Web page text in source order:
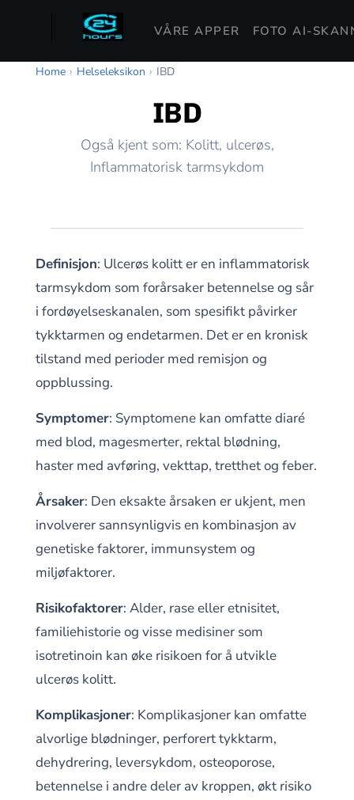
VÅRE APPER FOTO AI-
Home › Helseleksikon › IBD
IBD
Også kjent som: Kolitt, ulcerøs,
Inflammatorisk tarmsykdom
Definisjon: Ulcerøs kolitt er en inflammatorisk
tarmsykdom som forårsaker betennelse og sår
i fordøyelseskanalen, som spesifikt påvirker
tykktarmen og endetarmen. Det er en kronisk
tilstand med perioder med remisjon og
oppblussing.
Symptomer: Symptomene kan omfatte diaré
med blod, magesmerter, rektal blødning,
haster med avføring, vekttap, tretthet og feber.
Årsaker: Den eksakte årsaken er ukjent, men
involverer sannsynligvis en kombinasjon av
genetiske faktorer, immunsystem og
miljøfaktorer.
Risikofaktorer: Alder, rase eller etnisitet,
familiehistorie og visse medisiner som
isotretinoin kan øke risikoen for å utvikle
ulcerøs kolitt.
Komplikasjoner: Komplikasjoner kan omfatte
alvorlige blødninger, perforert tykktarm,
dehydrering, leversykdom, osteoporose,
betennelse i andre deler av kroppen, økt risiko